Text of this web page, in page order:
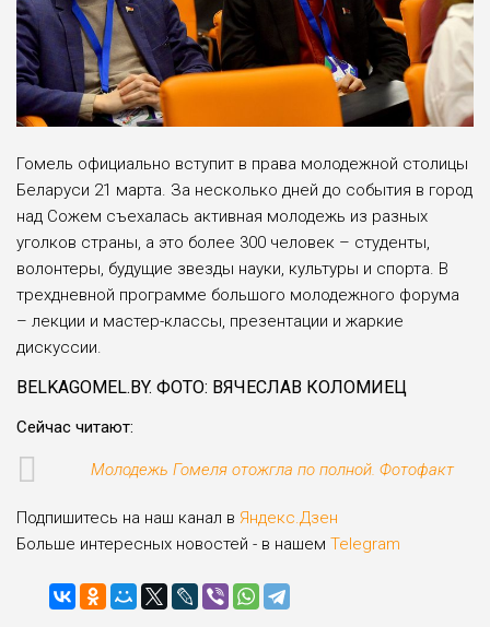
Гомель официально вступит в права молодежной столицы
Беларуси 21 марта. За несколько дней до события в город
над Сожем съехалась активная молодежь из разных
уголков страны, а это более 300 человек – студенты,
волонтеры, будущие звезды науки, культуры и спорта. В
трехдневной программе большого молодежного форума
– лекции и мастер-классы, презентации и жаркие
дискуссии.
BELKAGOMEL.BY. ФОТО: ВЯЧЕСЛАВ КОЛОМИЕЦ
Сейчас читают:
Молодежь Гомеля отожгла по полной. Фотофакт
Подпишитесь на наш канал в Яндекс.Дзен
Больше интересных новостей - в нашем Telegram